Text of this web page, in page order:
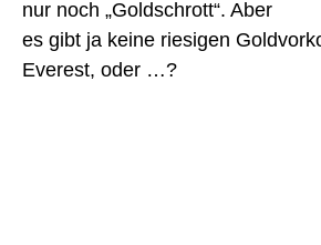
nur noch „Goldschrott“. Aber
es gibt ja keine riesigen
Everest, oder …?